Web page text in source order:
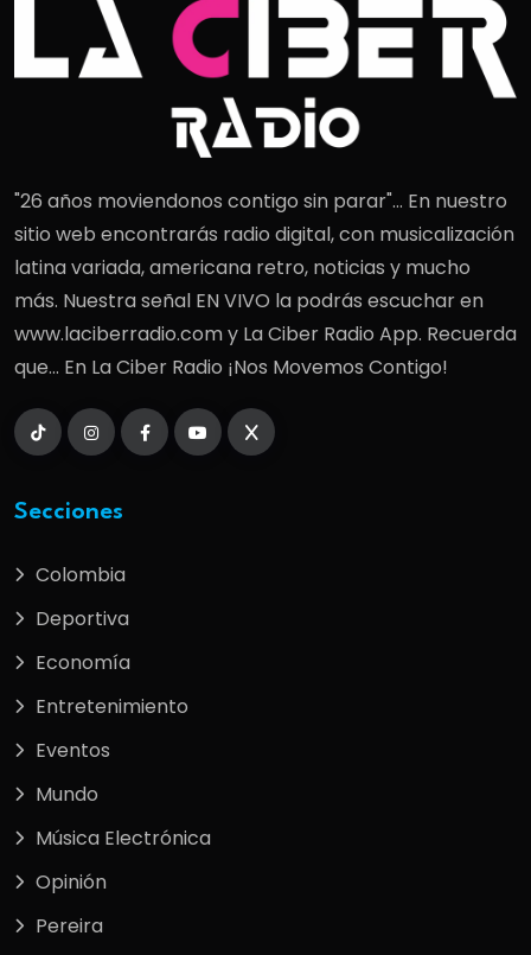
"26 años moviendonos contigo sin parar"... En nuestro
sitio web encontrarás radio digital, con musicalización
latina variada, americana retro, noticias y mucho
más. Nuestra señal EN VIVO la podrás escuchar en
www.laciberradio.com y La Ciber Radio App. Recuerda
que... En La Ciber Radio ¡Nos Movemos Contigo!
Secciones
Colombia
Deportiva
Economía
Entretenimiento
Eventos
Mundo
Música Electrónica
Opinión
Pereira